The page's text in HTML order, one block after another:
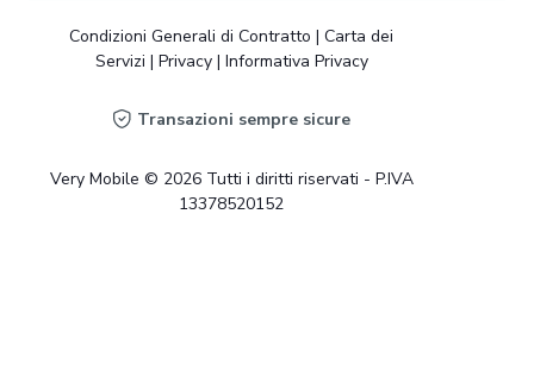
Transazioni sempre sicure
Very Mobile © 2026 Tutti i diritti riservati - P.IVA
13378520152
Condizioni Generali di Contratto | Carta dei
Servizi | Privacy| Informativa Privacy